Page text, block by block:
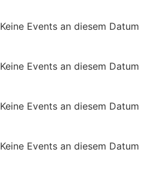
Keine Events an diesem Datum
Keine Events an diesem Datum
Keine Events an diesem Datum
Keine Events an diesem Datum